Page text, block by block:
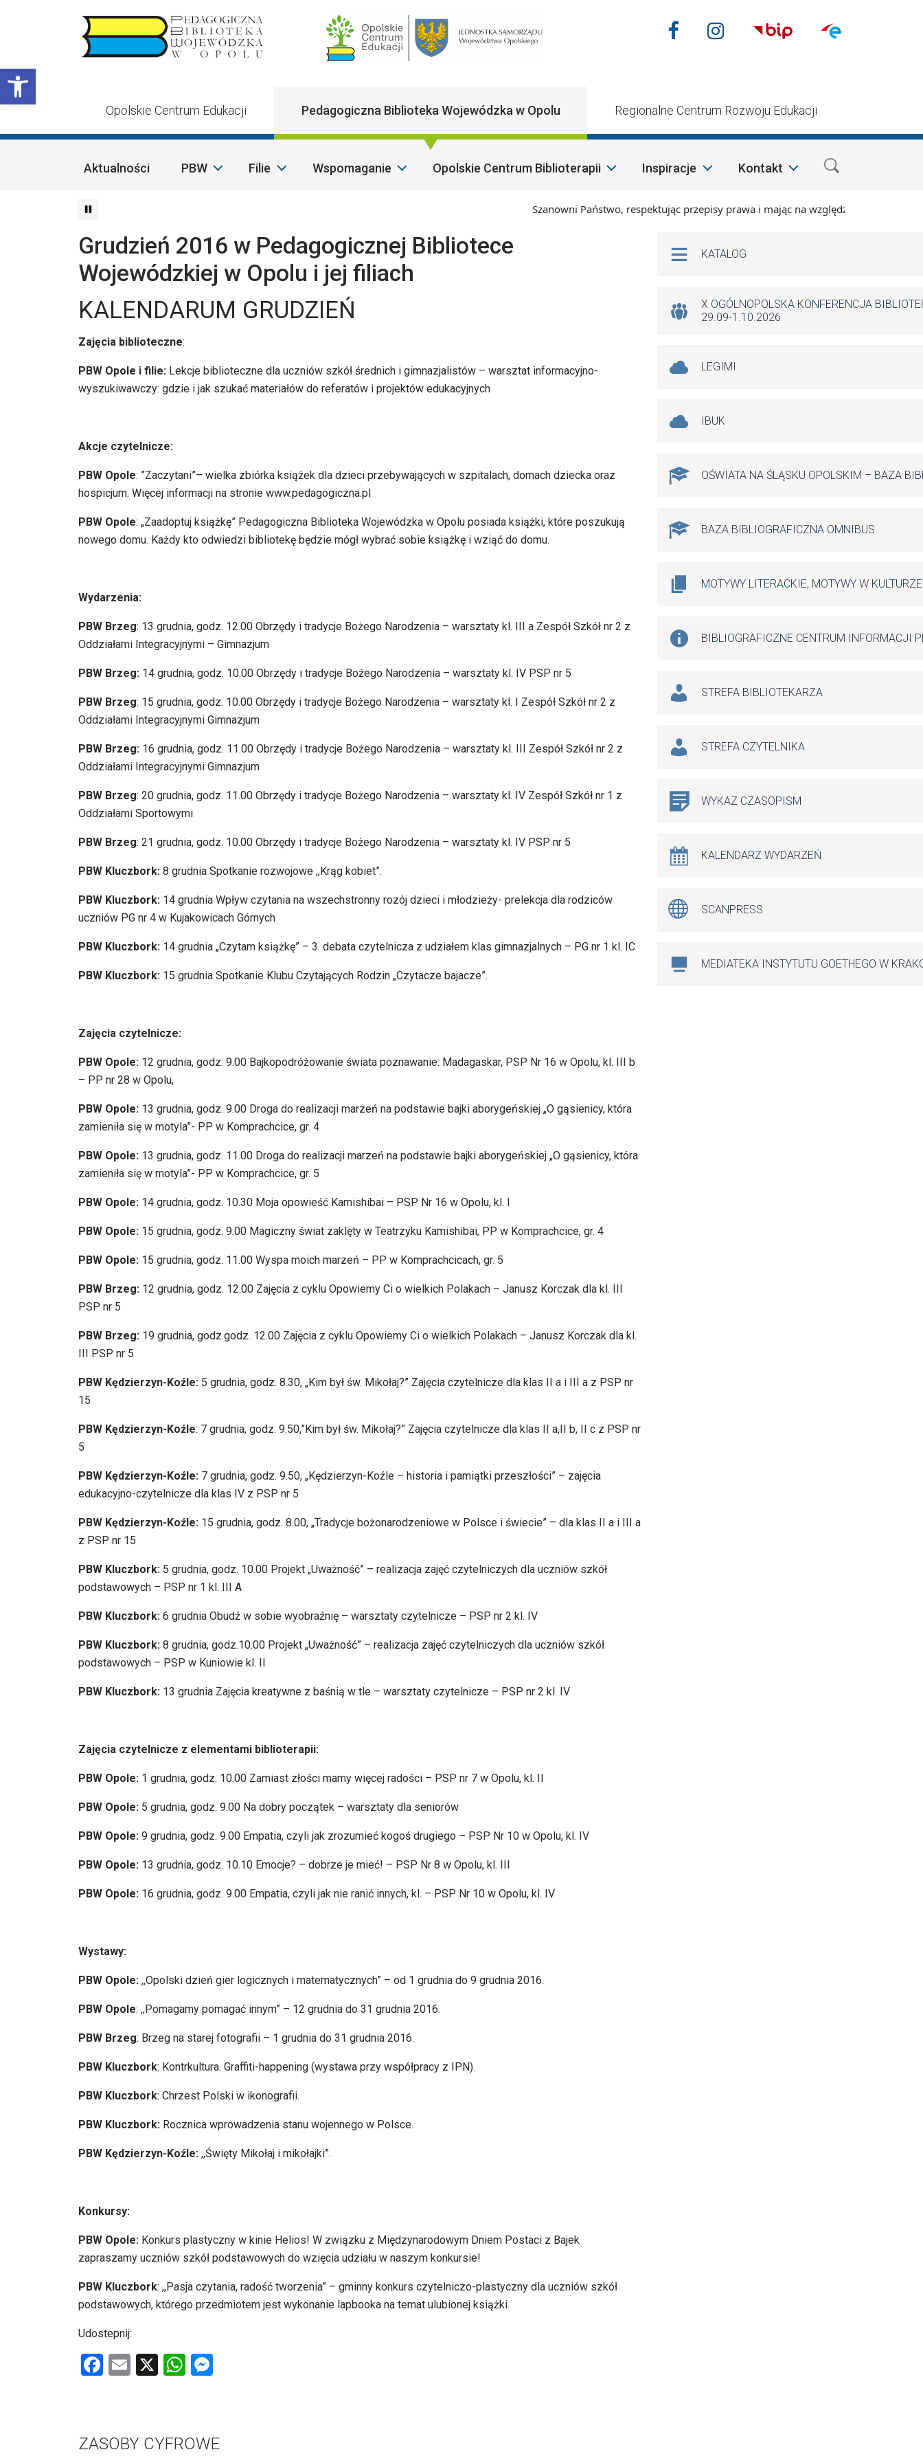
Otwórz pasek narzędzi
Main Navigation
Nasze media
FacebookInstagram
Opolskie Centrum Edukacji Pedagogiczna Biblioteka Wojewódzka w Opolu Regionalne Centrum Rozwoju Edukacji
Aktualności PBW Filie Wspomaganie Opolskie Centrum Biblioterapii Inspiracje Kontakt
Szanowni Państwo, respektując przepisy prawa i mając na względzie szczególną
Grudzień 2016 w Pedagogicznej Bibliotece
Wojewódzkiej w Opolu i jej filiach
KALENDARUM GRUDZIEŃ
Zajęcia biblioteczne:
PBW Opole i filie: Lekcje biblioteczne dla uczniów szkół średnich i gimnazjalistów – warsztat informacyjno-
wyszukiwawczy: gdzie i jak szukać materiałów do referatów i projektów edukacyjnych
Akcje czytelnicze:
PBW Opole: ”Zaczytani”– wielka zbiórka książek dla dzieci przebywających w szpitalach, domach dziecka oraz
hospicjum. Więcej informacji na stronie www.pedagogiczna.pl
PBW Opole: „Zaadoptuj książkę” Pedagogiczna Biblioteka Wojewódzka w Opolu posiada książki, które poszukują
nowego domu. Każdy kto odwiedzi bibliotekę będzie mógł wybrać sobie książkę i wziąć do domu.
Wydarzenia:
PBW Brzeg: 13 grudnia, godz. 12.00 Obrzędy i tradycje Bożego Narodzenia – warsztaty kl. III a Zespół Szkół nr 2 z
Oddziałami Integracyjnymi – Gimnazjum
PBW Brzeg: 14 grudnia, godz. 10.00 Obrzędy i tradycje Bożego Narodzenia – warsztaty kl. IV PSP nr 5
PBW Brzeg: 15 grudnia, godz. 10.00 Obrzędy i tradycje Bożego Narodzenia – warsztaty kl. I Zespół Szkół nr 2 z
Oddziałami Integracyjnymi Gimnazjum
PBW Brzeg: 16 grudnia, godz. 11.00 Obrzędy i tradycje Bożego Narodzenia – warsztaty kl. III Zespół Szkół nr 2 z
Oddziałami Integracyjnymi Gimnazjum
PBW Brzeg: 20 grudnia, godz. 11.00 Obrzędy i tradycje Bożego Narodzenia – warsztaty kl. IV Zespół Szkół nr 1 z
Oddziałami Sportowymi
PBW Brzeg: 21 grudnia, godz. 10.00 Obrzędy i tradycje Bożego Narodzenia – warsztaty kl. IV PSP nr 5
PBW Kluczbork: 8 grudnia Spotkanie rozwojowe ,,Krąg kobiet”.
PBW Kluczbork: 14 grudnia Wpływ czytania na wszechstronny rozój dzieci i młodzieży- prelekcja dla rodziców
uczniów PG nr 4 w Kujakowicach Górnych
PBW Kluczbork: 14 grudnia „Czytam książkę” – 3. debata czytelnicza z udziałem klas gimnazjalnych – PG nr 1 kl. IC
PBW Kluczbork: 15 grudnia Spotkanie Klubu Czytających Rodzin „Czytacze bajacze”.
Zajęcia czytelnicze:
PBW Opole: 12 grudnia, godz. 9.00 Bajkopodróżowanie świata poznawanie: Madagaskar, PSP Nr 16 w Opolu, kl. III b
– PP nr 28 w Opolu,
PBW Opole: 13 grudnia, godz. 9.00 Droga do realizacji marzeń na podstawie bajki aborygeńskiej „O gąsienicy, która
zamieniła się w motyla”- PP w Komprachcice, gr. 4
PBW Opole: 13 grudnia, godz. 11.00 Droga do realizacji marzeń na podstawie bajki aborygeńskiej „O gąsienicy, która
zamieniła się w motyla”- PP w Komprachcice, gr. 5
PBW Opole: 14 grudnia, godz. 10.30 Moja opowieść Kamishibai – PSP Nr 16 w Opolu, kl. I
PBW Opole: 15 grudnia, godz. 9.00 Magiczny świat zaklęty w Teatrzyku Kamishibai, PP w Komprachcice, gr. 4
PBW Opole: 15 grudnia, godz. 11.00 Wyspa moich marzeń – PP w Komprachcicach, gr. 5
PBW Brzeg: 12 grudnia, godz. 12.00 Zajęcia z cyklu Opowiemy Ci o wielkich Polakach – Janusz Korczak dla kl. III
PSP nr 5
PBW Brzeg: 19 grudnia, godz.godz. 12.00 Zajęcia z cyklu Opowiemy Ci o wielkich Polakach – Janusz Korczak dla kl.
III PSP nr 5
PBW Kędzierzyn-Koźle: 5 grudnia, godz. 8.30, „Kim był św. Mikołaj?” Zajęcia czytelnicze dla klas II a i III a z PSP nr
15
PBW Kędzierzyn-Koźle: 7 grudnia, godz. 9.50,”Kim był św. Mikołaj?” Zajęcia czytelnicze dla klas II a,II b, II c z PSP nr
5
PBW Kędzierzyn-Koźle: 7 grudnia, godz. 9.50, „Kędzierzyn-Koźle – historia i pamiątki przeszłości” – zajęcia
edukacyjno-czytelnicze dla klas IV z PSP nr 5
PBW Kędzierzyn-Koźle: 15 grudnia, godz. 8.00, „Tradycje bożonarodzeniowe w Polsce i świecie” – dla klas II a i III a
z PSP nr 15
PBW Kluczbork: 5 grudnia, godz. 10.00 Projekt „Uważność” – realizacja zajęć czytelniczych dla uczniów szkół
podstawowych – PSP nr 1 kl. III A
PBW Kluczbork: 6 grudnia Obudź w sobie wyobraźnię – warsztaty czytelnicze – PSP nr 2 kl. IV
PBW Kluczbork: 8 grudnia, godz.10.00 Projekt „Uważność” – realizacja zajęć czytelniczych dla uczniów szkół
podstawowych – PSP w Kuniowie kl. II
PBW Kluczbork: 13 grudnia Zajęcia kreatywne z baśnią w tle – warsztaty czytelnicze – PSP nr 2 kl. IV
Zajęcia czytelnicze z elementami biblioterapii:
PBW Opole: 1 grudnia, godz. 10.00 Zamiast złości mamy więcej radości – PSP nr 7 w Opolu, kl. II
PBW Opole: 5 grudnia, godz. 9.00 Na dobry początek – warsztaty dla seniorów
PBW Opole: 9 grudnia, godz. 9.00 Empatia, czyli jak zrozumieć kogoś drugiego – PSP Nr 10 w Opolu, kl. IV
PBW Opole: 13 grudnia, godz. 10.10 Emocje? – dobrze je mieć! – PSP Nr 8 w Opolu, kl. III
PBW Opole: 16 grudnia, godz. 9.00 Empatia, czyli jak nie ranić innych, kl. – PSP Nr 10 w Opolu, kl. IV
Wystawy:
PBW Opole: ,,Opolski dzień gier logicznych i matematycznych” – od 1 grudnia do 9 grudnia 2016.
PBW Opole: ,,Pomagamy pomagać innym” – 12 grudnia do 31 grudnia 2016.
PBW Brzeg: Brzeg na starej fotografii – 1 grudnia do 31 grudnia 2016.
PBW Kluczbork: Kontrkultura. Graffiti-happening (wystawa przy współpracy z IPN).
PBW Kluczbork: Chrzest Polski w ikonografii.
PBW Kluczbork: Rocznica wprowadzenia stanu wojennego w Polsce.
PBW Kędzierzyn-Koźle: ,,Święty Mikołaj i mikołajki”.
Konkursy:
PBW Opole: Konkurs plastyczny w kinie Helios! W związku z Międzynarodowym Dniem Postaci z Bajek
zapraszamy uczniów szkół podstawowych do wzięcia udziału w naszym konkursie!
PBW Kluczbork: ,,Pasja czytania, radość tworzenia” – gminny konkurs czytelniczo-plastyczny dla uczniów szkół
podstawowych, którego przedmiotem jest wykonanie lapbooka na temat ulubionej książki.
Udostepnij:
F
b
o
E
X
W
s
A
n
g
Na skróty
KATALOG
X OGÓLNOPOLSKA KONFERENCJA
29.09-1.10.2026
LEGIMI
IBUK
OŚWIATA NA ŚLĄSKU OPOLSKIM – BAZA
BAZA BIBLIOGRAFICZNA OMNIBUS
MOTYWY LITERACKIE, MOTYWY W KULTURZE
BIBLIOGRAFICZNE CENTRUM INFORMACJI
STREFA BIBLIOTEKARZA
STREFA CZYTELNIKA
WYKAZ CZASOPISM
KALENDARZ WYDARZEŃ
SCANPRESS
MEDIATEKA INSTYTUTU GOETHEGO W
ZASOBY CYFROWE